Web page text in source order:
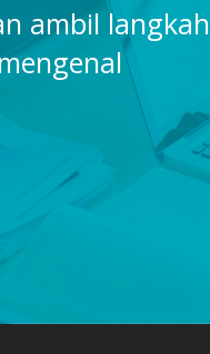
ambil langkah